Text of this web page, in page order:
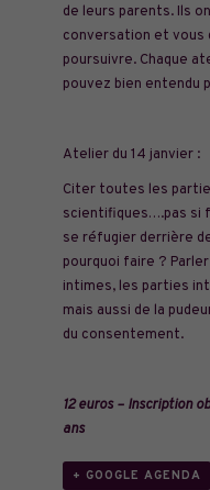
de leurs parents. Ils
conversation et vous
poursuivre. Chaque
pouvez bien entendu
Atelier du 14 janvier :
Citer toutes les
scientifiques….pas si
se réfugier derrière
pourquoi faire ?
intimes, les parties
mais aussi de la
du consentement.
12 euros – Inscription
ans
+ GOOGLE AGENDA